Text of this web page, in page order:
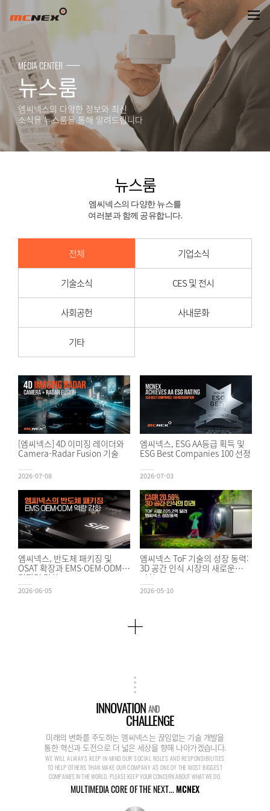
뉴스룸
MEDIA CENTER
뉴스룸
엠씨넥스의 다양한 정보와 최신
소식을 뉴스룸을 통해 알려드립니다
뉴스룸
엠씨넥스의 다양한 뉴스를
여러분과 함께 공유합니다.
전체 기업소식
기술소식 CES 및 전시
사회공헌 사내문화
기타
[엠씨넥스] 4D 이미징 레이더와
Camera-Radar Fusion 기술
2026-07-08
엠씨넥스, ESG AA등급 획득 및
ESG Best Companies 100 선정
2026-07-03
엠씨넥스, 반도체 패키징 및
OSAT 확장과 EMS·OEM·ODM
경쟁력 강화
2026-06-05
엠씨넥스 ToF 기술의 성장 동력:
3D 공간 인식 시장의 새로운
기회
2026-05-10
INNOVATIONAND
CHALLENGE
미래의 변화를 주도하는 엠씨넥스는 끊임없는 기술 개발을
통한 혁신과 도전으로 더 넓은 세상을 향해 나아가겠습니다.
WE WILL ALWAYS KEEP IN MIND OUR SOCIAL ROLES AND RESPONSIBILITIES
TO HELP OTHERS THAN MAKE OUR COMPANY AS ONE OF THE MOST BIGGEST
COMPANIES IN THE WORLD. PLEASE KEEP YOUR CONCERN ABOUT WHAT WE DO.
MULTIMEDIA CORE OF THE NEXT...MCNEX